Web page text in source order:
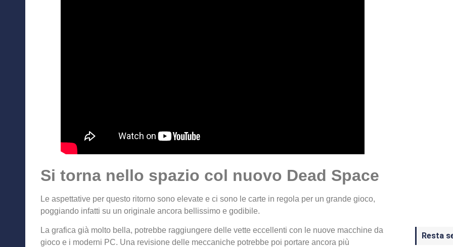
Si torna nello spazio col nuovo Dead Space
Le aspettative per questo ritorno sono elevate e ci sono le carte in regola per un grande gioco,
poggiando infatti su un originale ancora bellissimo e godibile.
La grafica già molto bella, potrebbe raggiungere delle vette eccellenti con le nuove macchine da
gioco e i moderni PC. Una revisione delle meccaniche potrebbe poi portare ancora più
Resta